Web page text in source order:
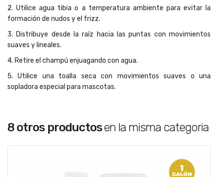
2. Utilice agua tibia o a temperatura ambiente para evitar la
formación de nudos y el frizz.
3. Distribuye desde la raíz hacia las puntas con movimientos
suaves y lineales.
4. Retire el champú enjuagando con agua.
5. Utilice una toalla seca con movimientos suaves o una
sopladora especial para mascotas.
8 otros productosen la misma categoria